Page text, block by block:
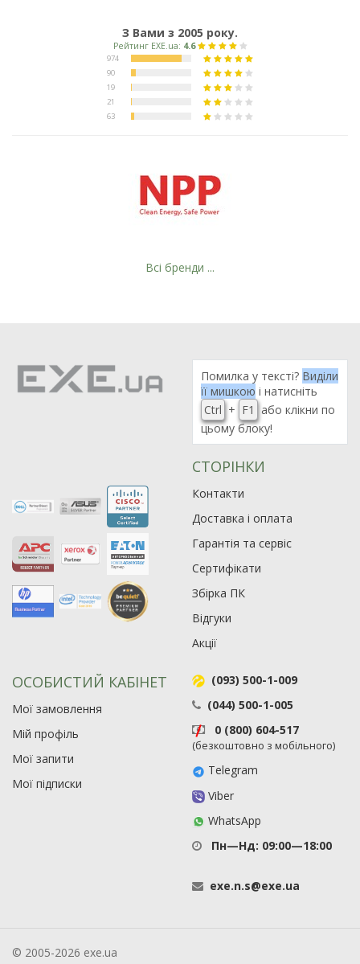
З Вами з 2005 року.
90
19
Всі бренди ...
Помилка у тексті? Виділи
її мишкою і натисніть
Ctrl + F1
або клікни по
цьому блоку!
СТОРІНКИ
Контакти
Доставка і оплата
Гарантія та сервіс
Сертифікати
Збірка ПК
Відгуки
Акції
ОСОБИСТИЙ КАБІНЕТ
Мої замовлення
Мій профіль
Мої запити
Мої підписки
(093) 500-1-009
(044) 500-1-005
0 (800) 604-517
(безкоштовно з мобільного)
Telegram
Viber
WhatsApp
Пн—Нд: 09:00—18:00
exe.n.s@exe.ua
© 2005-2026 exe.ua